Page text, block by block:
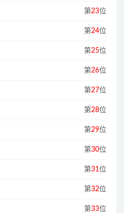
第23位
第24位
第25位
第26位
第27位
第28位
第29位
第30位
第31位
第32位
第33位